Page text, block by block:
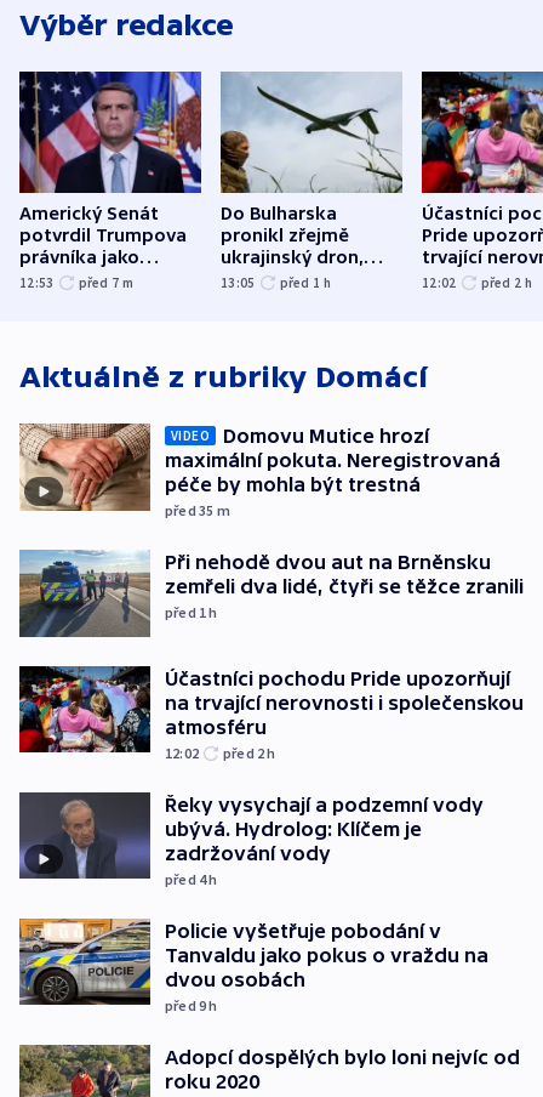
Výběr redakce
Americký Senát
potvrdil Trumpova
právníka jako
ministra
12:53 před 7 m
Do Bulharska
pronikl zřejmě
ukrajinský dron,
explodoval kilometr
13:05 před 1 h
Účastníci
Pride
trvající
12:02 před 2 h
Aktuálně z rubriky Domácí
VIDEO
Domovu Mutice hrozí
maximální pokuta. Neregistrovaná
péče by mohla být trestná
před 35 m
Při nehodě dvou aut na Brněnsku
zemřeli dva lidé, čtyři se těžce zranili
před 1h
Účastníci pochodu Pride upozorňují
na trvající nerovnosti i společenskou
atmosféru
12:02 před 2h
Řeky vysychají a podzemní vody
ubývá. Hydrolog: Klíčem je
zadržování vody
před 4h
Policie vyšetřuje pobodání v
Tanvaldu jako pokus o vraždu na
dvou osobách
před 9h
Adopcí dospělých bylo loni nejvíc od
roku 2020